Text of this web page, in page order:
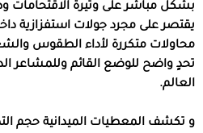
بشكل مباشر على وتيرة الاقتحامات
يقتصر على مجرد جولات استفزازية
محاولات متكررة لأداء الطقوس
تحدٍ واضح للوضع القائم وللمشاعر
العالم.
و تكشف المعطيات الميدانية حجم